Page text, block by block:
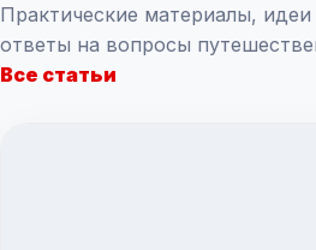
Практические материалы,
ответы на вопросы
Все статьи